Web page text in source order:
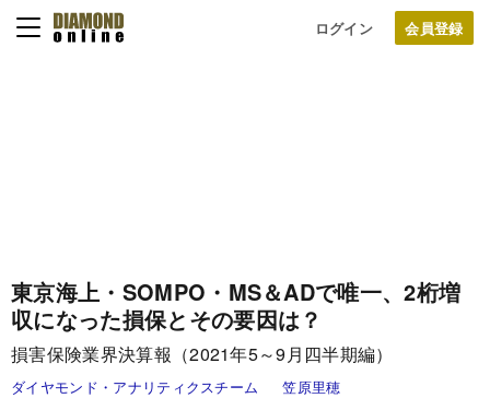
ログイン
東京海上・SOMPO・MS＆ADで唯一、2桁増
収になった損保とその要因は？
損害保険業界決算報（2021年5～9月四半期編）
ダイヤモンド・アナリティクスチーム
笠原里穂